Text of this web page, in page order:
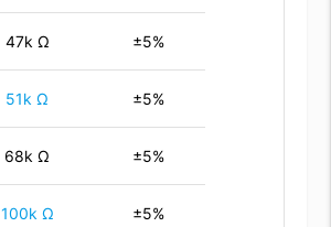
47k Ω ±5%
51k Ω ±5%
68k Ω ±5%
100k Ω ±5%